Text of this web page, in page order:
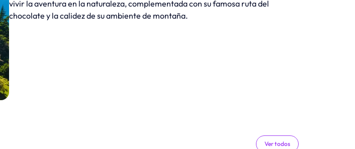
vivir la aventura en la naturaleza, complementada con su famosa ruta del
chocolate y la calidez de su ambiente de montaña.
Ver todos